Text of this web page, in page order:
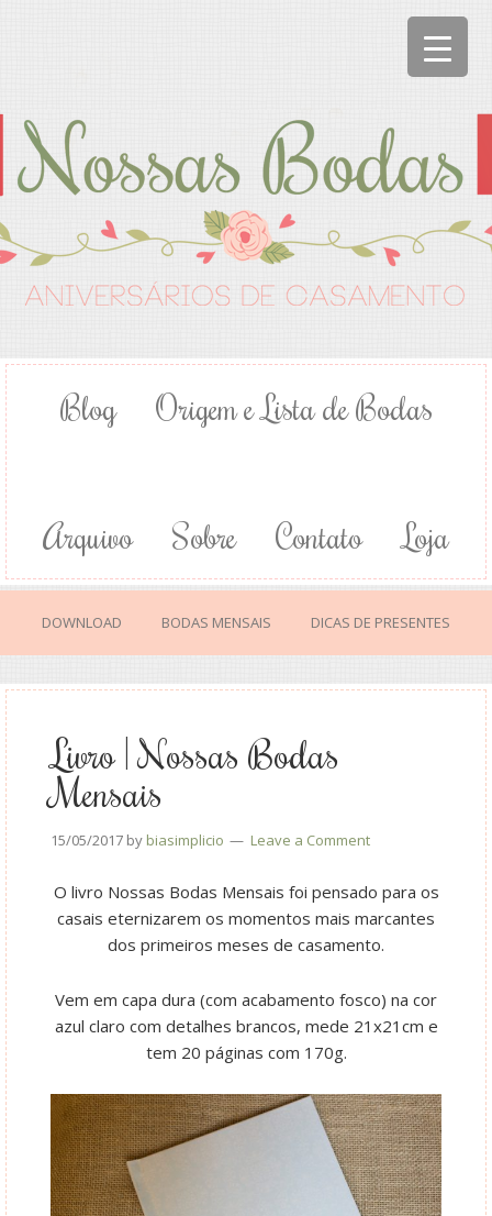
Blog Origem e Lista de Bodas
Arquivo Sobre Contato Loja
DOWNLOAD BODAS MENSAIS DICAS DE PRESENTES
Livro | Nossas Bodas
Mensais
15/05/2017 by biasimplicio Leave a Comment
O livro Nossas Bodas Mensais foi pensado para os
casais eternizarem os momentos mais marcantes
dos primeiros meses de casamento.
Vem em capa dura (com acabamento fosco) na cor
azul claro com detalhes brancos, mede 21x21cm e
tem 20 páginas com 170g.